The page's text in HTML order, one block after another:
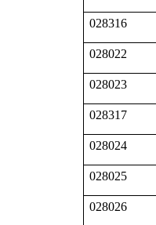
028316
028022
028023
028317
028024
028025
028026